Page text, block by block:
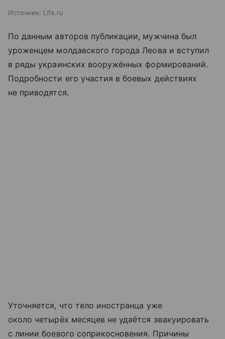
Источник: Life.ru
По данным авторов публикации, мужчина был
уроженцем молдавского города Леова и вступил
в ряды украинских вооружённых формирований.
Подробности его участия в боевых действиях
не приводятся.
Уточняется, что тело иностранца уже
около четырёх месяцев не удаётся эвакуировать
с линии боевого соприкосновения. Причины